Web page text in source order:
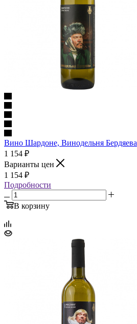
Вино Шардоне, Винодельня Бердяева
1 154 ₽
Варианты цен
1 154 ₽
Подробности
В корзину